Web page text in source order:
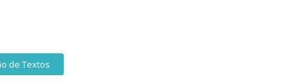
de Textos